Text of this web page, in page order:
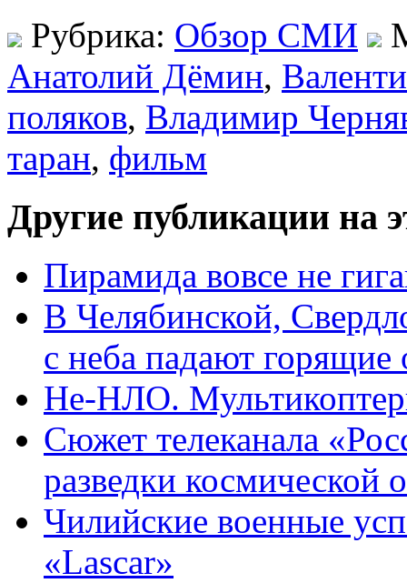
Рубрика: Обзор СМИ
Анатолий Дёмин,
поляков, Владимир
таран, фильм
Другие публикации на
Пирамида вовсе не
В Челябинской,
с неба падают горящие
Не-НЛО.
Сюжет телеканала
разведки космической
Чилийские военные
«Lascar»